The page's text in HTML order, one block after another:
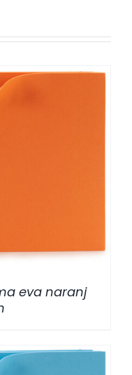
eva naranj